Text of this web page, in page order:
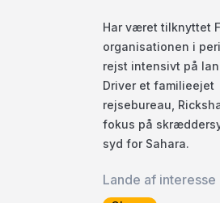
Har været tilknyttet
organisationen i
rejst intensivt på
Driver et familieejet
rejsebureau,
fokus på
syd for Sahara.
Lande af interesse